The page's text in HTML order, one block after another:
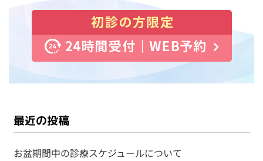
最近の投稿
お盆期間中の診療スケジュールについて